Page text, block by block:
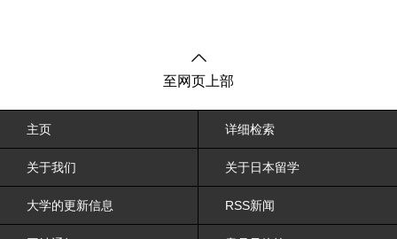
至网页上部
主页 详细检索
关于我们 关于日本留学
大学的更新信息 RSS新闻